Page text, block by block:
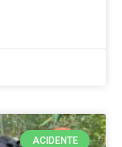
ACIDENTE